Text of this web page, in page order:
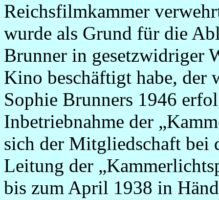
Reichsfilmkammer
wurde als Grund für die
Brunner in gesetzwidriger
Kino beschäftigt habe, der
Sophie Brunners 1946
Inbetriebnahme der
sich der Mitgliedschaft bei
Leitung der
bis zum April 1938 in